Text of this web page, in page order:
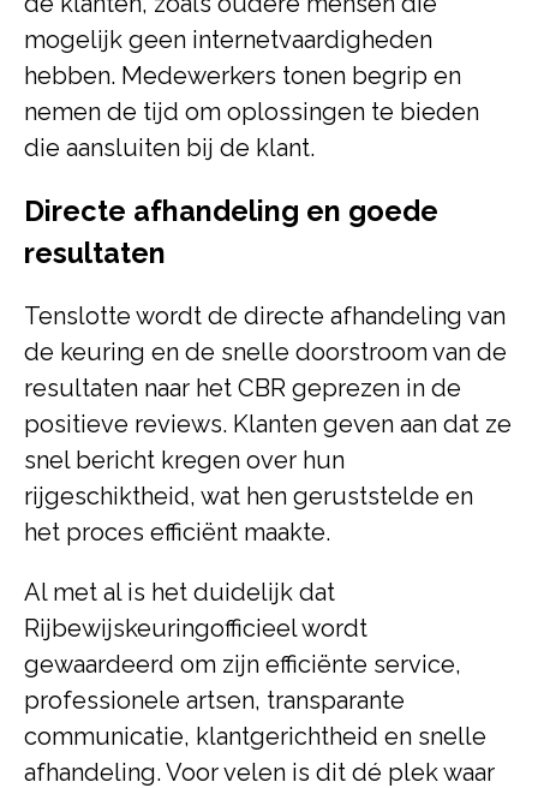
mogelijk geen internetvaardigheden
hebben. Medewerkers tonen begrip en
nemen de tijd om oplossingen te bieden
die aansluiten bij de klant.
Directe afhandeling en goede
resultaten
Tenslotte wordt de directe afhandeling van
de keuring en de snelle doorstroom van de
resultaten naar het CBR geprezen in de
positieve reviews. Klanten geven aan dat ze
snel bericht kregen over hun
rijgeschiktheid, wat hen geruststelde en
het proces efficiënt maakte.
Al met al is het duidelijk dat
Rijbewijskeuringofficieel wordt
gewaardeerd om zijn efficiënte service,
professionele artsen, transparante
communicatie, klantgerichtheid en snelle
afhandeling. Voor velen is dit dé plek waar